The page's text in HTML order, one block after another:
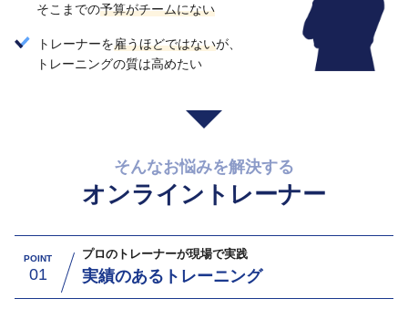
そこまでの予算がチームにない
トレーナーを雇うほどではないが、
トレーニングの質は高めたい
そんなお悩みを解決する
オンライントレーナー
POINT
01
プロのトレーナーが現場で実践
実績のあるトレーニング